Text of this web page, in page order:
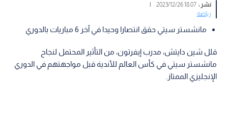
نشر :18:07 2023/12/26
|
رياضة
مانشستر سيتي حقق انتصارا وحيدا في آخر 6 مباريات بالدوري
قلل شين دايتش، مدرب إيفرتون، من التأثير المحتمل لنجاح
مانشستر سيتي في كأس العالم للأندية قبل مواجهتهم في الدوري
الإنجليزي الممتاز.